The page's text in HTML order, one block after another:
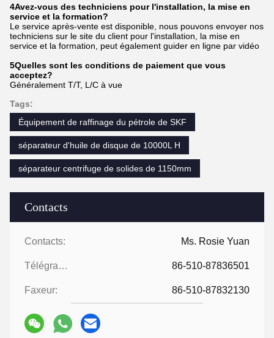
Contacts
Contacts: Ms. Rosie Yuan
Télégramme: 86-510-87836501
Faxeur: 86-510-87832130
4Avez-vous des techniciens pour l'installation, la mise en
service et la formation?
Le service après-vente est disponible, nous pouvons envoyer nos
techniciens sur le site du client pour l'installation, la mise en
service et la formation, peut également guider en ligne par vidéo
5Quelles sont les conditions de paiement que vous
acceptez?
Généralement T/T, L/C à vue
Tags:
Équipement de raffinage du pétrole de SKF
séparateur d'huile de disque de 10000L H
séparateur centrifuge de solides de 1150mm